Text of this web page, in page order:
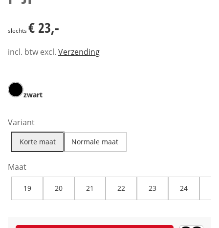
slechts € 23,-
incl. btw excl. Verzending
zwart
Variant
Korte maat Normale maat
Maat
19 20 21 22 23 24